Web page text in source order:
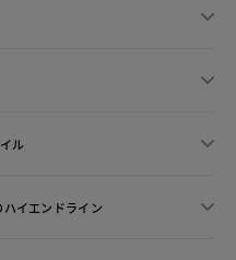
ル
ハイエンドライン